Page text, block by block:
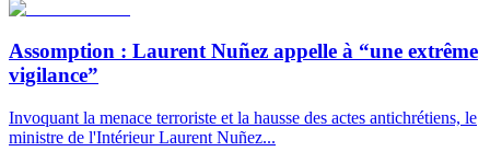
Assomption : Laurent Nuñez appelle à “une extrême
vigilance”
Invoquant la menace terroriste et la hausse des actes antichrétiens, le
ministre de l'Intérieur Laurent Nuñez...